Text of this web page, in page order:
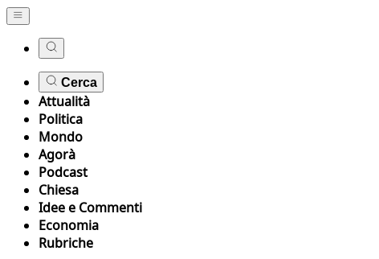
Cerca
Attualità
Politica
Mondo
Agorà
Podcast
Chiesa
Idee e Commenti
Economia
Rubriche